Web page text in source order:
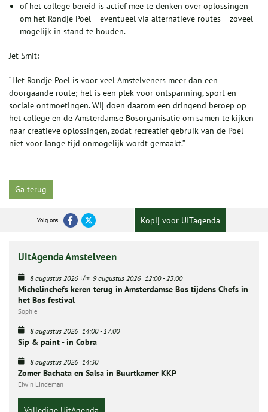
of het college bereid is actief mee te denken over oplossingen
om het Rondje Poel – eventueel via alternatieve routes – zoveel
mogelijk in stand te houden.
Jet Smit:
“Het Rondje Poel is voor veel Amstelveners meer dan een
doorgaande route; het is een plek voor ontspanning, sport en
sociale ontmoetingen. Wij doen daarom een dringend beroep op
het college en de Amsterdamse Bosorganisatie om samen te kijken
naar creatieve oplossingen, zodat recreatief gebruik van de Poel
niet voor lange tijd onmogelijk wordt gemaakt.”
Ga terug
Volg ons Kopij voor UITagenda
UitAgenda Amstelveen
8 augustus 2026 t/m 9 augustus 2026 12:00-23:00
Michelinchefs keren terug in Amsterdamse Bos tijdens Chefs in
het Bos festival
Sophie
8 augustus 2026 14:00-17:00
Sip & paint - in Cobra
8 augustus 2026 14:30
Zomer Bachata en Salsa in Buurtkamer KKP
Elwin Lindeman